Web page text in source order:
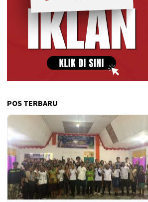
POS TERBARU